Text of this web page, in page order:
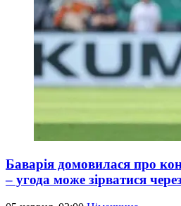
Баварія домовилася про
– угода може зірватися